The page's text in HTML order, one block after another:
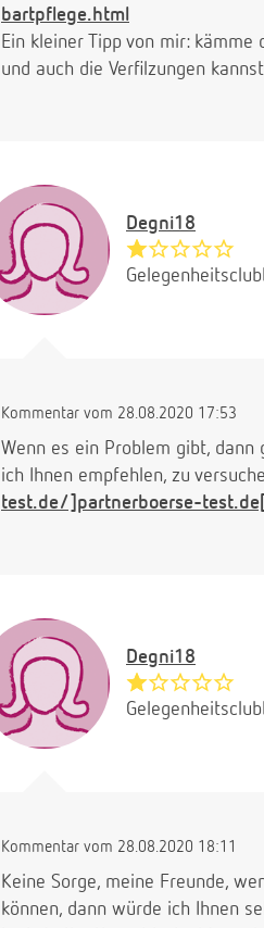
bartpflege.html
Ein kleiner Tipp von mir:
und auch die Verfilzungen
Degni18
Kommentar vom 28.08.2020 17:53
Wenn es ein Problem gibt,
ich Ihnen empfehlen, zu
test.de/]partnerboerse-
Degni18
Kommentar vom 28.08.2020 18:11
Keine Sorge, meine Freunde,
können, dann würde ich Ihnen